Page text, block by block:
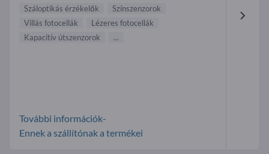
Száloptikás érzékelők
Színszenzorok
Villás fotocellák
Lézeres fotocellák
Kapacitív útszenzorok
...
További információk-
Ennek a szállítónak a termékei